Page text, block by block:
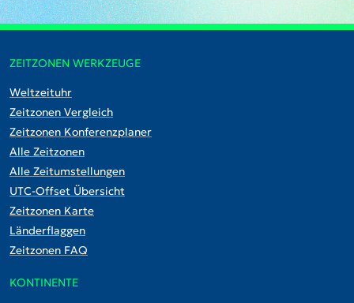
ZEITZONEN WERKZEUGE
Weltzeituhr
Zeitzonen Vergleich
Zeitzonen Konferenzplaner
Alle Zeitzonen
Alle Zeitumstellungen
UTC-Offset Übersicht
Zeitzonen Karte
Länderflaggen
Zeitzonen FAQ
KONTINENTE